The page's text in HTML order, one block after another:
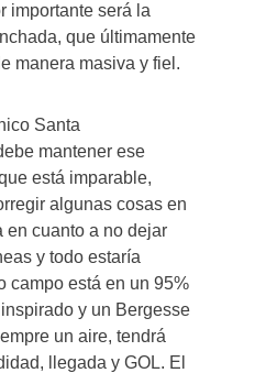
importante será la
que últimamente
manera masiva y fiel.
Santa
mantener ese
está imparable,
algunas cosas en
en cuanto a no dejar
y todo estaría
campo está en un 95%
y un Bergesse
un aire, tendrá
llegada y GOL. El